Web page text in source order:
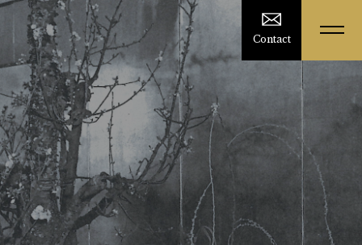
Contact